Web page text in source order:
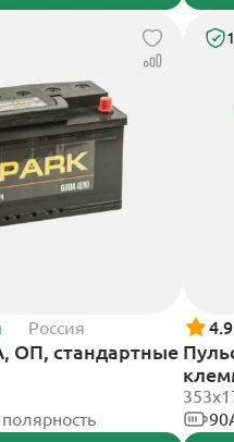
Россия
ОП, стандартные
4.9